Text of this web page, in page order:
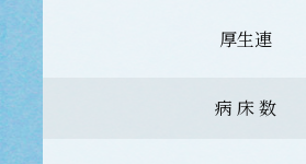
厚生連
病 床 数